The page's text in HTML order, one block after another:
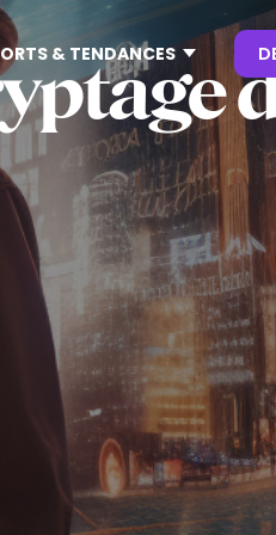
KEYNOTES
CES
VIVATECH
& TENDANCES
CONTENUS
LIVRES BLANCS
OUVRAGES
NEWSLETTERS
HUB LANDSCAPE :
CARTOGRAPHIE DES
OUTILS IA GÉNÉRATIVE